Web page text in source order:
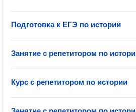
Подготовка к ЕГЭ по истории
Занятие с репетитором по
Курс с репетитором по истории